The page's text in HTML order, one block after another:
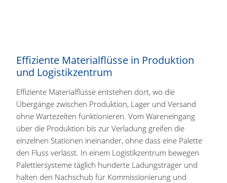
Effiziente Materialflüsse in Produktion
und Logistikzentrum
Effiziente Materialflüsse entstehen dort, wo die
Übergänge zwischen Produktion, Lager und Versand
ohne Wartezeiten funktionieren. Vom Wareneingang
über die Produktion bis zur Verladung greifen die
einzelnen Stationen ineinander, ohne dass eine Palette
den Fluss verlässt. In einem Logistikzentrum bewegen
Palettiersysteme täglich hunderte Ladungsträger und
halten den Nachschub für Kommissionierung und